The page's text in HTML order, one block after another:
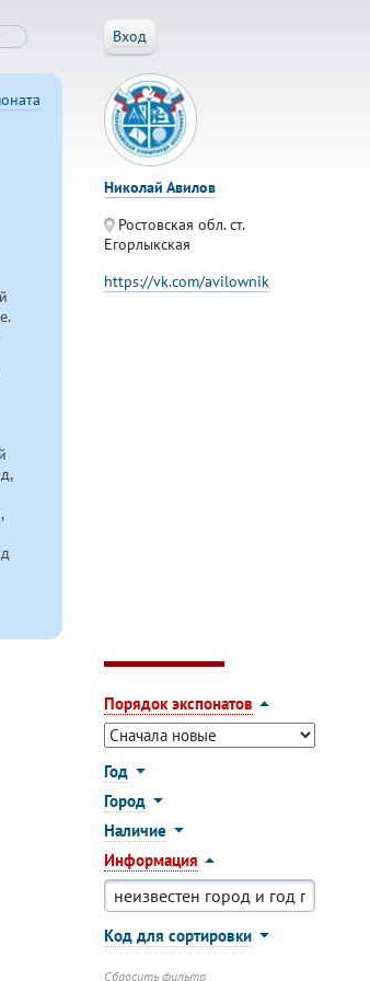
Вход
Николай Авилов
Ростовская обл. ст.
Егорлыкская
https://vk.com/avilownik
Порядок экспонатов
Год
Город
Наличие
Информация
Код для сортировки
Сбросить фильтр